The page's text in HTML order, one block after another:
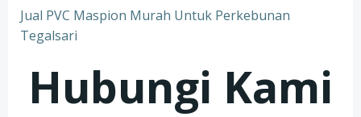
Jual PVC Maspion Murah Untuk Perkebunan
Tegalsari
Hubungi Kami